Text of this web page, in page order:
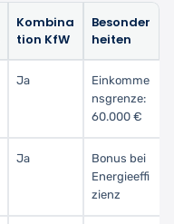
Kombina
tion KfW
Besonder
heiten
Ja
Einkomme
nsgrenze:
60.000 €
Ja
Bonus bei
Energieeffi
zienz